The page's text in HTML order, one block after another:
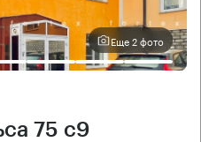
Еще 2 фото
75 с9